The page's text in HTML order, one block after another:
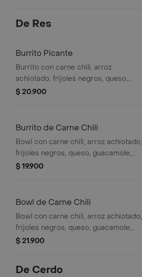
De Res
Burrito Picante
Burrito con carne chili, arroz
achiotado, frijoles negros, queso,
totopos triturados, guacamole, pico
$ 20.900
Burrito de Carne Chili
Bowl con carne chili, arroz achiotado,
frijoles negros, queso, guacamole,
pico de gallo, lechuga y salsa verde.
$ 19.900
Bowl de Carne Chili
Bowl con carne chili, arroz achiotado,
frijoles negros, queso, guacamole,
pico de gallo, lechuga y salsa verde.
$ 21.900
De Cerdo